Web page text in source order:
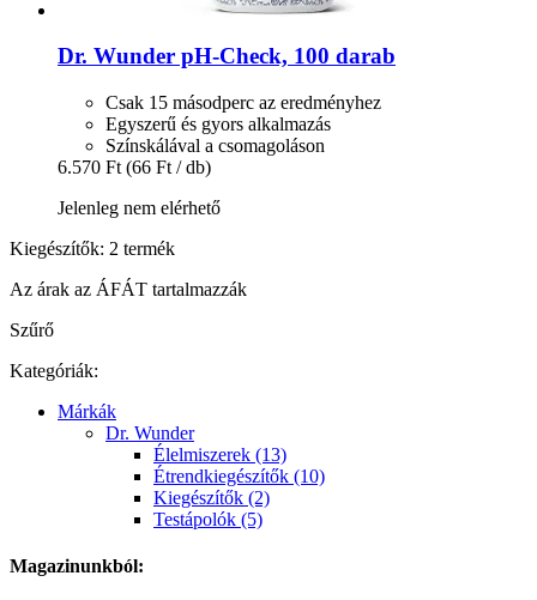
Dr. Wunder pH-​Check, 100 darab
Csak 15 másodperc az eredményhez
Egyszerű és gyors alkalmazás
Színskálával a csomagoláson
6.570 Ft (66 Ft / db)
Jelenleg nem elérhető
Kiegészítők: 2 termék
Az árak az ÁFÁT tartalmazzák
Szűrő
Kategóriák:
Márkák
Dr. Wunder
Élelmiszerek (13)
Étrendkiegészítők (10)
Kiegészítők (2)
Testápolók (5)
Magazinunkból: